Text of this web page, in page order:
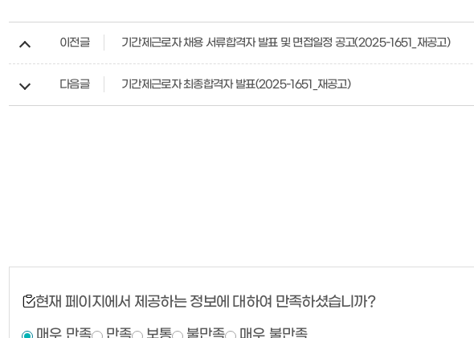
이전글 기간제근로자 채용 서류합격자 발표 및 면접일정 공고(2025-1651_재공고)
다음글 기간제근로자 최종합격자 발표(2025-1651_재공고)
현재 페이지에서 제공하는 정보에 대하여 만족하셨습니까?
매우 만족 만족 보통 불만족 매우 불만족